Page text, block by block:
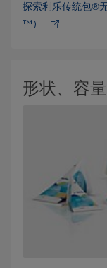
探索利乐传统包®
™）
形状、容